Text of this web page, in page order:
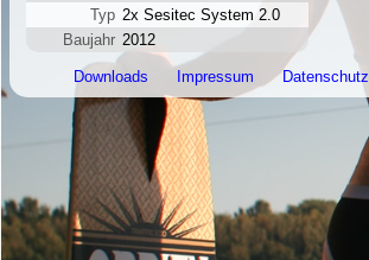
Typ 2x Sesitec System 2.0
Baujahr 2012
Downloads Impressum Datenschutz